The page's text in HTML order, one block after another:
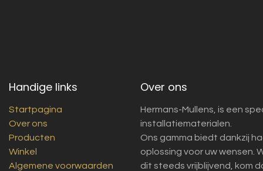
Handige links
Startpagina
Over ons
Producten
Winkel
Algemene voorwaarden
Over ons
Hermans-Mullens, is een
installatiematerialen.
Ons gamma biedt dankzij
oplossing voor uw wensen.
dit steeds vrijblijvend, kom